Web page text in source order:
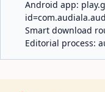
Android app:
Smart download
Editorial process: